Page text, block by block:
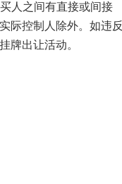
人之间有直接或间接
际控制人除外。如违反
牌出让活动。